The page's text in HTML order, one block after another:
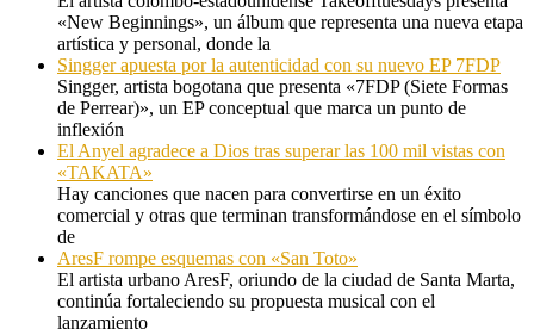
«New Beginnings», un álbum que representa una nueva etapa
artística y personal, donde la
Singger apuesta por la autenticidad con su nuevo EP 7FDP
Singger, artista bogotana que presenta «7FDP (Siete Formas
de Perrear)», un EP conceptual que marca un punto de
inflexión
El Anyel agradece a Dios tras superar las 100 mil vistas con
«TAKATA»
Hay canciones que nacen para convertirse en un éxito
comercial y otras que terminan transformándose en el símbolo
de
AresF rompe esquemas con «San Toto»
El artista urbano AresF, oriundo de la ciudad de Santa Marta,
continúa fortaleciendo su propuesta musical con el
lanzamiento